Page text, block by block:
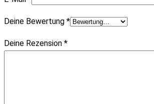
Deine Bewertung *
Deine Rezension *